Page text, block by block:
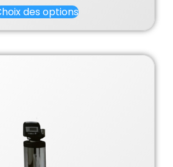
des options